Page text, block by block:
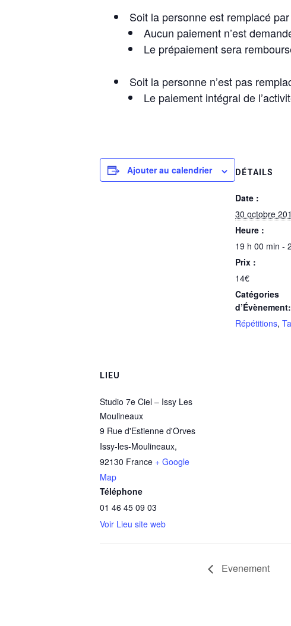
Soit la personne est remplacé
Aucun paiement n’est
Le prépaiement sera
Soit la personne n’est pas
Le paiement intégral de
Ajouter au calendrier DÉTAILS
Date :
30 octobre
Heure :
19 h 00 min -
Prix :
14€
Catégories
d’Évènement:
Répétitions,
LIEU
Studio 7e Ciel – Issy Les
Moulineaux
9 Rue d'Estienne d'Orves
Issy-les-Moulineaux,
92130 France + Google
Map
Téléphone
01 46 45 09 03
Voir Lieu site web
Evenement